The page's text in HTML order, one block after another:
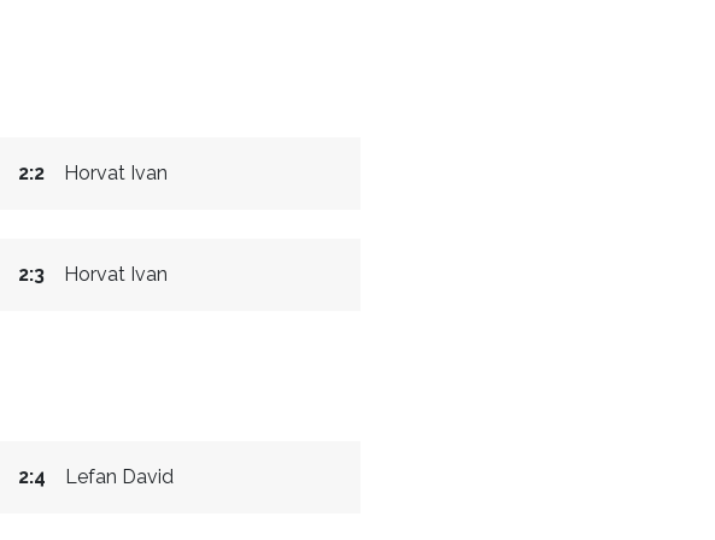
Horvat Ivan
2:2
Horvat Ivan
2:3
Lefan David
2:4